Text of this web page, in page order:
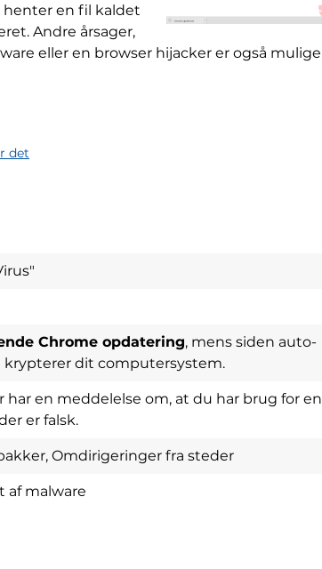
henter en fil kaldet
Andre årsager,
eller en browser hijacker er også mulige
det
Chrome opdatering, mens siden auto-
krypterer dit computersystem.
en meddelelse om, at du har brug for en
er falsk.
Omdirigeringer fra steder
af malware